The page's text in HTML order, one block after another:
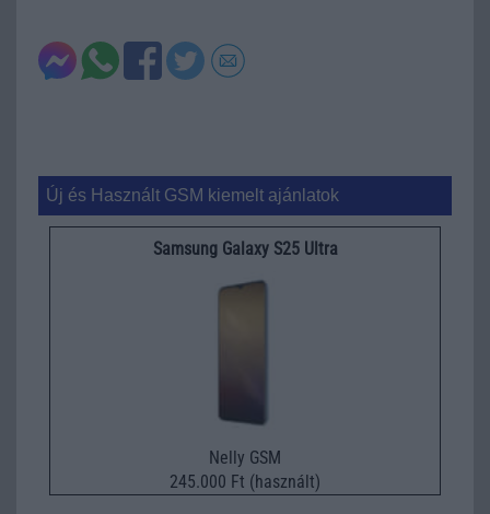
Új és Használt GSM kiemelt ajánlatok
Samsung Galaxy S25 Ultra
Nelly GSM
245.000 Ft (használt)